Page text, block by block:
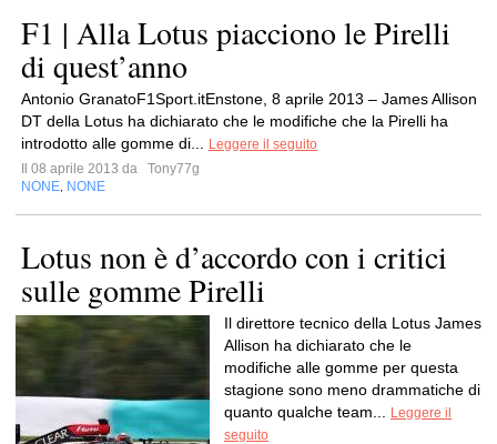
F1 | Alla Lotus piacciono le Pirelli
di quest’anno
Antonio GranatoF1Sport.itEnstone, 8 aprile 2013 – James Allison
DT della Lotus ha dichiarato che le modifiche che la Pirelli ha
introdotto alle gomme di...
Leggere il seguito
Il 08 aprile 2013 da
Tony77g
NONE NONE
Lotus non è d’accordo con i critici
sulle gomme Pirelli
Il direttore tecnico della Lotus James
Allison ha dichiarato che le
modifiche alle gomme per questa
stagione sono meno drammatiche di
quanto qualche team...
Leggere il
seguito